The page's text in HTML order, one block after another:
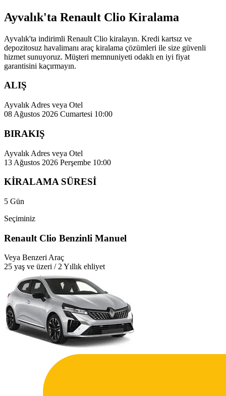
Ayvalık'ta Renault Clio Kiralama
Ayvalık'ta indirimli Renault Clio kiralayın. Kredi kartsız ve
depozitosuz havalimanı araç kiralama çözümleri ile size güvenli
hizmet sunuyoruz. Müşteri memnuniyeti odaklı en iyi fiyat
garantisini kaçırmayın.
ALIŞ
Ayvalık Adres veya Otel
08 Ağustos 2026 Cumartesi 10:00
BIRAKIŞ
Ayvalık Adres veya Otel
13 Ağustos 2026 Perşembe 10:00
KİRALAMA SÜRESİ
5 Gün
Seçiminiz
Renault Clio Benzinli Manuel
Veya Benzeri Araç
25 yaş ve üzeri / 2 Yıllık ehliyet